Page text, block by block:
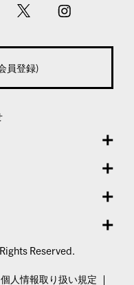
員登録)
Reserved.
個人情報取り扱い規定